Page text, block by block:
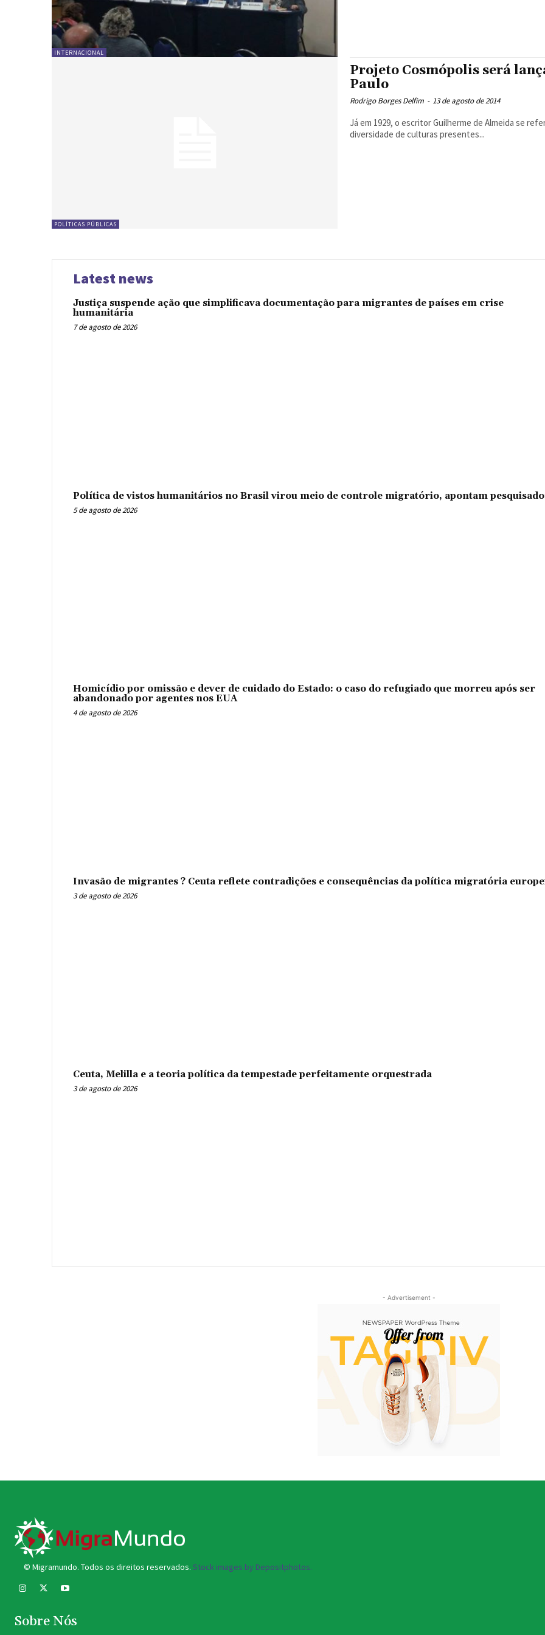
INTERNACIONAL
POLÍTICAS PÚBLICAS
Projeto Cosmópolis será
Paulo
Rodrigo Borges Delfim - 13 de agosto de 2014
Já em 1929, o escritor Guilherme de Almeida se
diversidade de culturas presentes...
Latest news
Justiça suspende ação que simplificava documentação para migrantes de países em crise
humanitária
7 de agosto de 2026
Política de vistos humanitários no Brasil virou meio de controle migratório, apontam
5 de agosto de 2026
Homicídio por omissão e dever de cuidado do Estado: o caso do refugiado que morreu após ser
abandonado por agentes nos EUA
4 de agosto de 2026
Invasão de migrantes ? Ceuta reflete contradições e consequências da política migratória
3 de agosto de 2026
Ceuta, Melilla e a teoria política da tempestade perfeitamente orquestrada
3 de agosto de 2026
- Advertisement -
© Migramundo. Todos os direitos reservados. Stock images by Depositphotos.
Sobre Nós